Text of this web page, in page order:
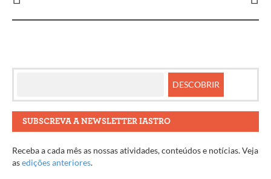
SUBSCREVA A NEWSLETTER IASTRO
Receba a cada mês as nossas atividades, conteúdos e notícias. Veja
asedições anteriores.